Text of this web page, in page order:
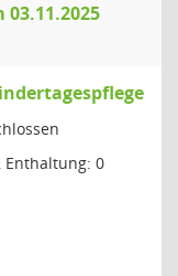
Enthaltung: 0